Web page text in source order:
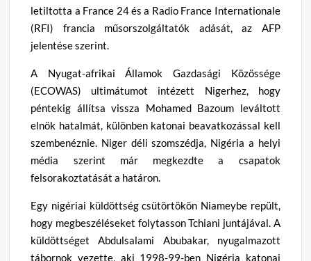
letiltotta a France 24 és a Radio France Internationale
(RFI) francia műsorszolgáltatók adását, az AFP
jelentése szerint.
A Nyugat-afrikai Államok Gazdasági Közössége
(ECOWAS) ultimátumot intézett Nigerhez, hogy
péntekig állítsa vissza Mohamed Bazoum leváltott
elnök hatalmát, különben katonai beavatkozással kell
szembenéznie. Niger déli szomszédja, Nigéria a helyi
média szerint már megkezdte a csapatok
felsorakoztatását a határon.
Egy nigériai küldöttség csütörtökön Niameybe repült,
hogy megbeszéléseket folytasson Tchiani juntájával. A
küldöttséget Abdulsalami Abubakar, nyugalmazott
tábornok vezette, aki 1998-99-ben Nigéria katonai